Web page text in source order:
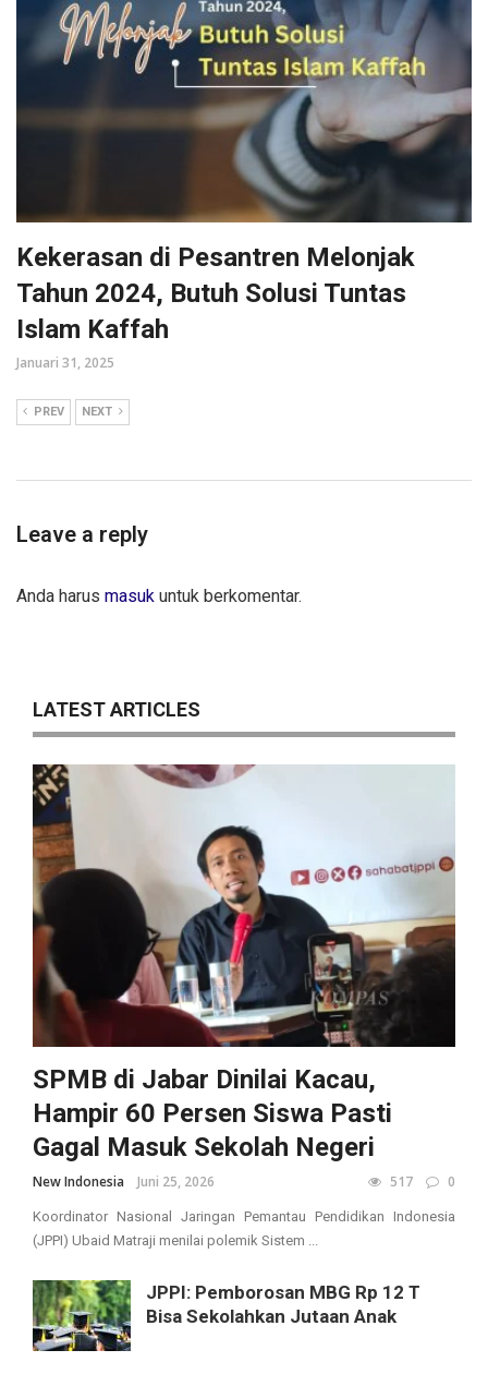
Kekerasan di Pesantren Melonjak
Tahun 2024, Butuh Solusi Tuntas
Islam Kaffah
Januari 31, 2025
PREV NEXT
Leave a reply
Anda harus masuk untuk berkomentar.
LATEST ARTICLES
SPMB di Jabar Dinilai Kacau,
Hampir 60 Persen Siswa Pasti
Gagal Masuk Sekolah Negeri
New Indonesia Juni 25, 2026 517 0
Koordinator Nasional Jaringan Pemantau Pendidikan Indonesia
(JPPI) Ubaid Matraji menilai polemik Sistem ...
JPPI: Pemborosan MBG Rp 12 T
Bisa Sekolahkan Jutaan Anak